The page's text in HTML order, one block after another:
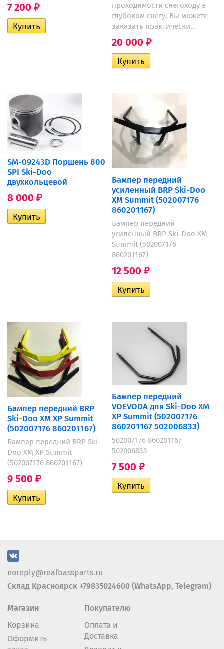
7 200 ₽
проходимости снегоходу в
глубоком снегу. Вы можете
заказать практически...
20 000 ₽
SM-09243D Поршень 800
SPI Ski-Doo
двухкольцевой
8 000 ₽
Бампер передний
усиленный BRP Ski-Doo
XM Summit (502007176
860201167)
Бампер передний
усиленный BRP Ski-Doo XM
Summit (502007176
860201167)
12 500 ₽
Бампер передний BRP
Ski-Doo XM XP Summit
(502007176 860201167)
Бампер передний BRP Ski-
Doo XM XP Summit
(502007176 860201167)
9 500 ₽
Бампер передний
VOEVODA для Ski-Doo XM
XP Summit (502007176
860201167 502006833)
502007176 860201167
502006833
7 500 ₽
noreply@realbassparts.ru
Склад Красноярск +79835024600 (WhatsApp, Telegram)
Магазин
Корзина
Оформить
Покупателю
Оплата и
Доставка